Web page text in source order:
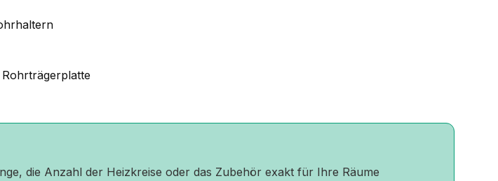
die Anzahl der Heizkreise oder das Zubehör exakt für Ihre Räume